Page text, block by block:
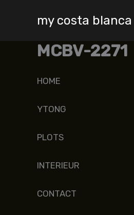
my costa blanca
MCBV-2271
HOME
YTONG
PLOTS
INTERIEUR
CONTACT